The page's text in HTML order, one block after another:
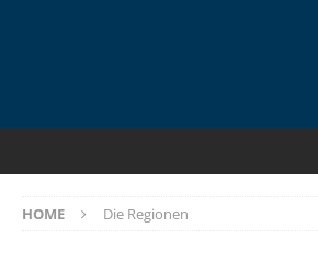
HOME Die Regionen